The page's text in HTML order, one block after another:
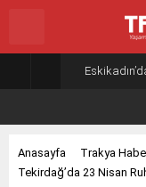
Anasayfa Trakya
Tekirdağ’da 23 Nisan